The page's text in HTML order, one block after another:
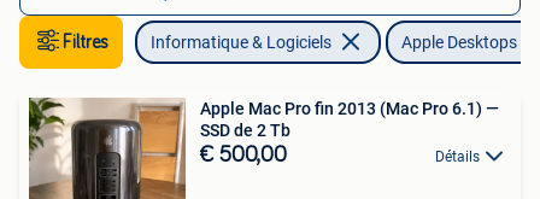
Filtres Informatique & Logiciels Apple Desktops
Apple Mac Pro fin 2013 (Mac Pro 6.1) —
SSD de 2 Tb
€ 500,00 Détails